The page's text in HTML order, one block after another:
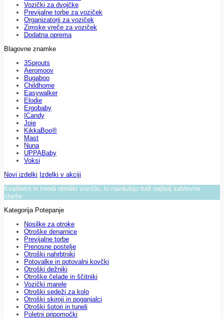
Vozički za dvojčke
Previjalne torbe za voziček
Organizatorji za voziček
Zimske vreče za voziček
Dodatna oprema
Blagovne znamke
3Sprouts
Aeromoov
Bugaboo
Childhome
Easywalker
Elodie
Ergobaby
ICandy
Joie
KikkaBoo®
Mast
Nuna
UPPABaby
Voksi
Novi izdelki Izdelki v akciji
Kvalitetni in trendi otroški vozički, ki navdušijo tudi najbolj zahtevne
starše.
Kategorija Potepanje
Nosilke za otroke
Otroške denarnice
Previjalne torbe
Prenosne postelje
Otroški nahrbtniki
Potovalke in potovalni kovčki
Otroški dežniki
Otroške čelade in ščitniki
Vozički marele
Otroški sedeži za kolo
Otroški skiroji in poganjalci
Otroški šotori in tuneli
Poletni pripomočki